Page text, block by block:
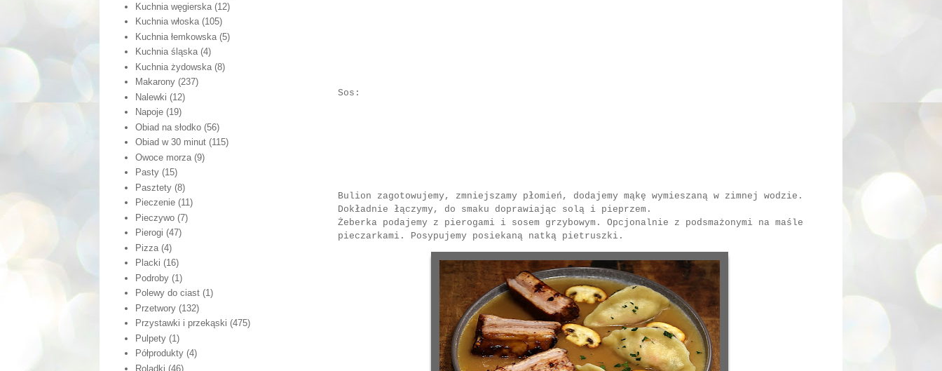
Sos:
Bulion zagotowujemy, zmniejszamy płomień, dodajemy mąkę wymieszaną w zimnej wodzie.
Dokładnie łączymy, do smaku doprawiając solą i pieprzem.
Żeberka podajemy z pierogami i sosem grzybowym. Opcjonalnie z podsmażonymi na maśle
pieczarkami. Posypujemy posiekaną natką pietruszki.
Kuchnia węgierska (12)
Kuchnia włoska (105)
Kuchnia łemkowska (5)
Kuchnia śląska (4)
Kuchnia żydowska (8)
Makarony (237)
Nalewki (12)
Napoje (19)
Obiad na słodko (56)
Obiad w 30 minut (115)
Owoce morza (9)
Pasty (15)
Pasztety (8)
Pieczenie (11)
Pieczywo (7)
Pierogi (47)
Pizza (4)
Placki (16)
Podroby (1)
Polewy do ciast (1)
Przetwory (132)
Przystawki i przekąski (475)
Pulpety (1)
Półprodukty (4)
Roladki (46)